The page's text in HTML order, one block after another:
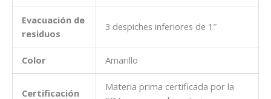
Evacuación de
residuos
3 despiches inferiores de 1″
Color Amarillo
Certificación
Materia prima certificada por la